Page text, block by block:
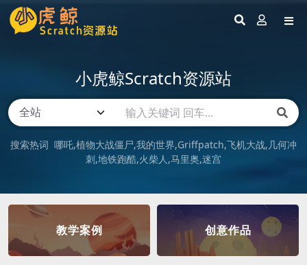
小虎鲸Scratch资源站
搜索热词 哪吒 植物大战僵尸 我的世界 Griffpatch 飞机大战 几何冲
刺 地铁跑酷 火柴人 马里奥 迷宫
教学案例 创意作品